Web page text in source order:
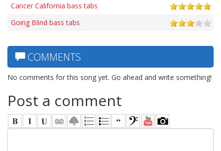
Cancer California bass tabs
Going Blind bass tabs
COMMENTS
No comments for this song yet. Go ahead and write something!
Post a comment